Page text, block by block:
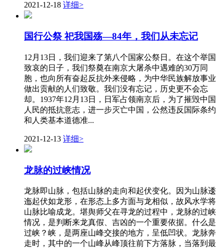
2021-12-18 详细>
国行公祭 祀我国殇—84年，我们从未忘记
12月13日，我们迎来了第八个国家公祭日。在这个举国
致哀的日子，我们祭奠在南京大屠杀中遇难的30万同
胞，也向所有奋起反抗外来侵略，为中华民族解放事业
做出贡献的人们致敬。我们没有忘记，历史更不会忘
却。1937年12月13日，日军占领南京后，为了摧毁中国
人民的抵抗意志，进一步灭亡中国，公然违反国际条约
和人类基本道德准...
2021-12-13 详细>
龙脉的过峡情况
龙脉即山脉，包括山脉的走向和起伏变化。因为山脉逶
迤起伏如龙形，在形态上多方面与龙相似，故风水学将
山脉比喻成龙。堪舆师父在寻龙的过程中，龙脉的过峡
情况，是判断来龙真假、吉凶的一个重要依据。什么是
过峡？峡，是两座山峰交接的地方，呈低凹状。龙脉奔
走时，其中的一个山峰从峰顶往前下方落脉，当落到最